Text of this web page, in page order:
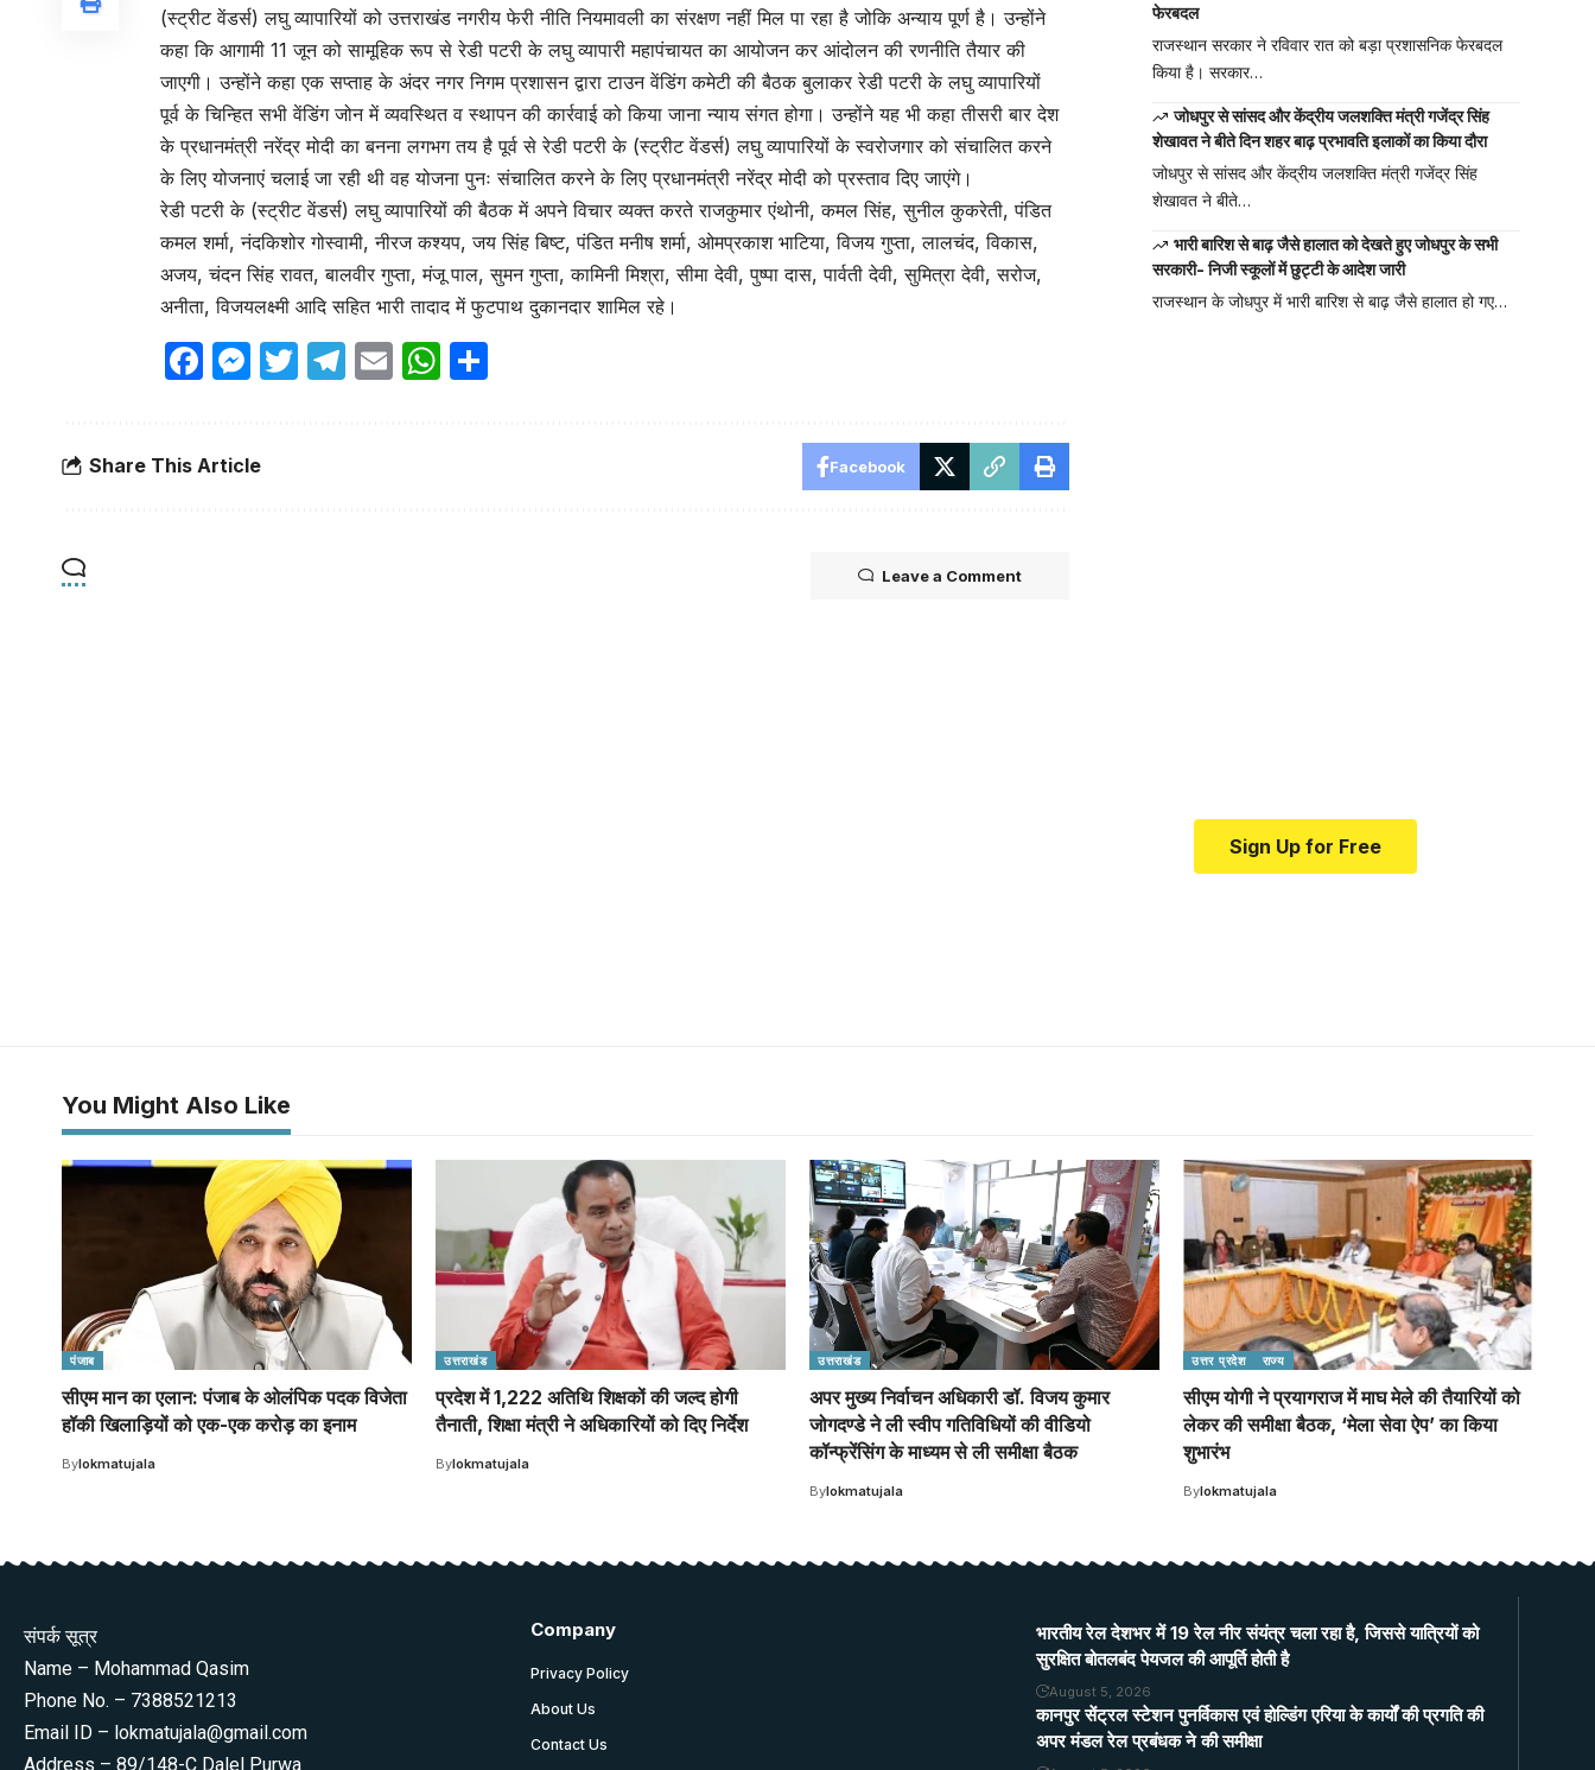
(स्ट्रीट वेंडर्स) लघु व्यापारियों को उत्तराखंड नगरीय फेरी नीति नियमावली का संरक्षण नहीं मिल पा रहा है जोकि अन्याय पूर्ण है। उन्होंने
कहा कि आगामी 11 जून को सामूहिक रूप से रेडी पटरी के लघु व्यापारी महापंचायत का आयोजन कर आंदोलन की रणनीति तैयार की
जाएगी। उन्होंने कहा एक सप्ताह के अंदर नगर निगम प्रशासन द्वारा टाउन वेंडिंग कमेटी की बैठक बुलाकर रेडी पटरी के लघु व्यापारियों
पूर्व के चिन्हित सभी वेंडिंग जोन में व्यवस्थित व स्थापन की कार्रवाई को किया जाना न्याय संगत होगा। उन्होंने यह भी कहा तीसरी बार देश
के प्रधानमंत्री नरेंद्र मोदी का बनना लगभग तय है पूर्व से रेडी पटरी के (स्ट्रीट वेंडर्स) लघु व्यापारियों के स्वरोजगार को संचालित करने
के लिए योजनाएं चलाई जा रही थी वह योजना पुनः संचालित करने के लिए प्रधानमंत्री नरेंद्र मोदी को प्रस्ताव दिए जाएंगे।
रेडी पटरी के (स्ट्रीट वेंडर्स) लघु व्यापारियों की बैठक में अपने विचार व्यक्त करते राजकुमार एंथोनी, कमल सिंह, सुनील कुकरेती, पंडित
कमल शर्मा, नंदकिशोर गोस्वामी, नीरज कश्यप, जय सिंह बिष्ट, पंडित मनीष शर्मा, ओमप्रकाश भाटिया, विजय गुप्ता, लालचंद, विकास,
अजय, चंदन सिंह रावत, बालवीर गुप्ता, मंजू पाल, सुमन गुप्ता, कामिनी मिश्रा, सीमा देवी, पुष्पा दास, पार्वती देवी, सुमित्रा देवी, सरोज,
अनीता, विजयलक्ष्मी आदि सहित भारी तादाद में फुटपाथ दुकानदार शामिल रहे।
Facebook
Messenger
Twitter
Telegram
EmailWhatsApp
Share This Article Facebook
Leave a Comment
फेरबदल
राजस्थान सरकार ने रविवार रात को बड़ा प्रशासनिक फेरबदल
किया है। सरकार…
जोधपुर से सांसद और केंद्रीय जलशक्ति मंत्री गजेंद्र सिंह
शेखावत ने बीते दिन शहर बाढ़ प्रभावति इलाकों का किया दौरा
जोधपुर से सांसद और केंद्रीय जलशक्ति मंत्री गजेंद्र सिंह
शेखावत ने बीते…
भारी बारिश से बाढ़ जैसे हालात को देखते हुए जोधपुर के सभी
सरकारी- निजी स्कूलों में छुट्टी के आदेश जारी
राजस्थान के जोधपुर में भारी बारिश से बाढ़ जैसे हालात हो गए…
Sign Up for Free
You Might Also Like
पंजाब
सीएम मान का एलान: पंजाब के ओलंपिक पदक विजेता
हॉकी खिलाड़ियों को एक-एक करोड़ का इनाम
Bylokmatujala
उत्तराखंड
प्रदेश में 1,222 अतिथि शिक्षकों की जल्द होगी
तैनाती, शिक्षा मंत्री ने अधिकारियों को दिए निर्देश
Bylokmatujala
उत्तराखंड
अपर मुख्य निर्वाचन अधिकारी डॉ. विजय कुमार
जोगदण्डे ने ली स्वीप गतिविधियों की वीडियो
कॉन्फ्रेंसिंग के माध्यम से ली समीक्षा बैठक
Bylokmatujala
उत्तर प्रदेश राज्य
सीएम योगी ने प्रयागराज में माघ मेले की तैयारियों को
लेकर की समीक्षा बैठक, ‘मेला सेवा ऐप’ का किया
शुभारंभ
Bylokmatujala
संपर्क सूत्र
Name – Mohammad Qasim
Phone No. – 7388521213
Email ID – lokmatujala@gmail.com
Address – 89/148-C Dalel Purwa
Company
Privacy Policy
About Us
Contact Us
भारतीय रेल देशभर में 19 रेल नीर संयंत्र चला रहा है, जिससे यात्रियों को
सुरक्षित बोतलबंद पेयजल की आपूर्ति होती है
August 5, 2026
कानपुर सेंट्रल स्टेशन पुनर्विकास एवं होल्डिंग एरिया के कार्यों की प्रगति की
अपर मंडल रेल प्रबंधक ने की समीक्षा